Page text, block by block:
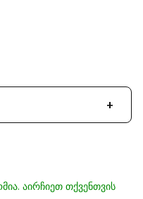
+
აირჩიეთ თქვენთვის